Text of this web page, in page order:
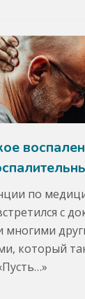
по
с
многими
который